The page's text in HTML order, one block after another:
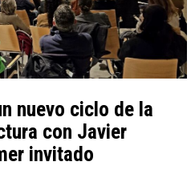
nuevo ciclo de la
con Javier
invitado